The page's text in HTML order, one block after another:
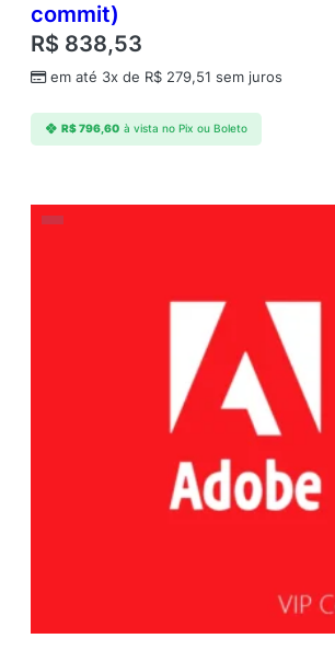
commit)
R$ 838,53
em até 3x de R$ 279,51 sem juros
R$796,60 à vista no Pix ou Boleto